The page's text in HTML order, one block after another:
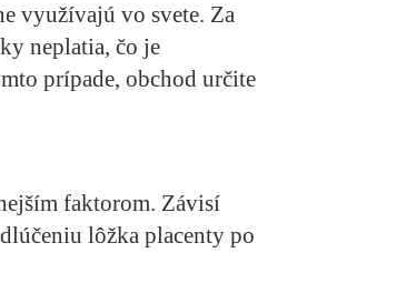
využívajú vo svete. Za
neplatia, čo je
prípade, obchod určite
faktorom. Závisí
lôžka placenty po